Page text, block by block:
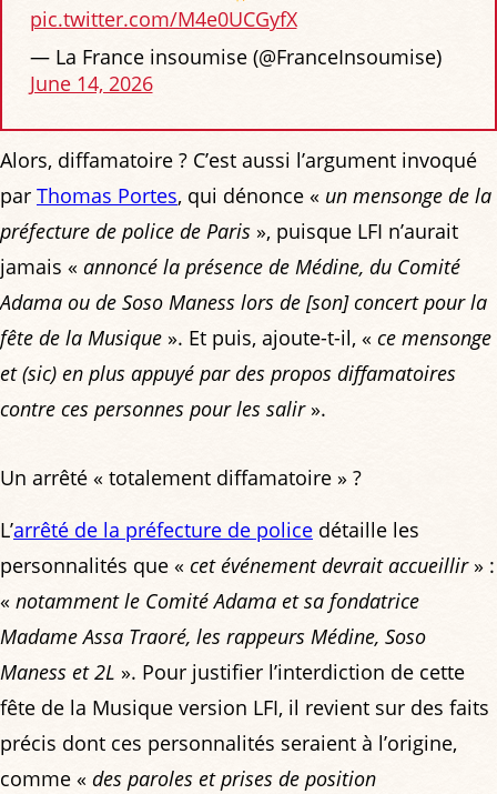
pic.twitter.com/M4e0UCGyfX
— La France insoumise (@FranceInsoumise)
June 14, 2026
Alors, diffamatoire ? C’est aussi l’argument invoqué
par Thomas Portes, qui dénonce « un mensonge de la
préfecture de police de Paris », puisque LFI n’aurait
jamais « annoncé la présence de Médine, du Comité
Adama ou de Soso Maness lors de [son] concert pour la
fête de la Musique ». Et puis, ajoute-t-il, « ce mensonge
et (sic) en plus appuyé par des propos diffamatoires
contre ces personnes pour les salir».
Un arrêté « totalement diffamatoire » ?
L’arrêté de la préfecture de police détaille les
personnalités que « cet événement devrait accueillir» :
« notamment le Comité Adama et sa fondatrice
Madame Assa Traoré, les rappeurs Médine, Soso
Maness et 2L ». Pour justifier l’interdiction de cette
fête de la Musique version LFI, il revient sur des faits
précis dont ces personnalités seraient à l’origine,
comme « des paroles et prises de position